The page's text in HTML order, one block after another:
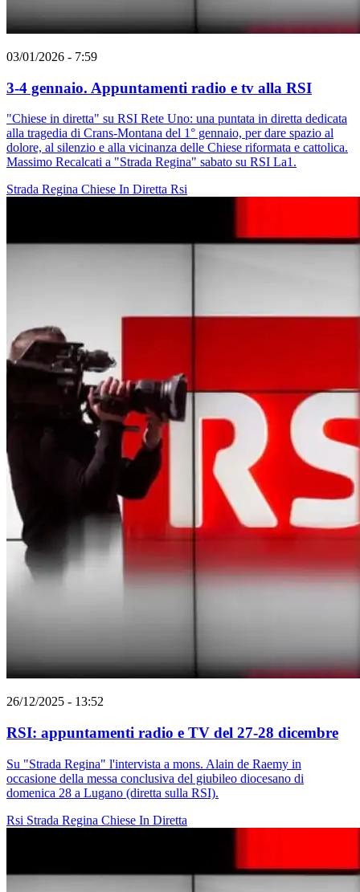
03/01/2026 - 7:59
3-4 gennaio. Appuntamenti radio e tv alla RSI
"Chiese in diretta" su RSI Rete Uno: una puntata in diretta dedicata
alla tragedia di Crans-Montana del 1° gennaio, per dare spazio al
dolore, al silenzio e alla vicinanza delle Chiese riformata e cattolica.
Massimo Recalcati a "Strada Regina" sabato su RSI La1.
Strada Regina Chiese In Diretta Rsi
26/12/2025 - 13:52
RSI: appuntamenti radio e TV del 27-28 dicembre
Su "Strada Regina" l'intervista a mons. Alain de Raemy in
occasione della messa conclusiva del giubileo diocesano di
domenica 28 a Lugano (diretta sulla RSI).
Rsi Strada Regina Chiese In Diretta